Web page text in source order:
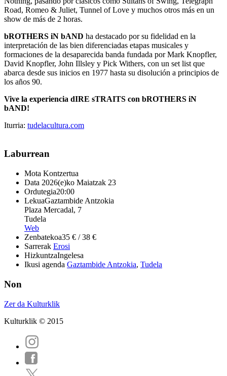
Road, Romeo & Juliet, Tunnel of Love y muchos otros más en un
show de más de 2 horas.
bROTHERS iN bAND ha destacado por su fidelidad en la
interpretación de las bien diferenciadas etapas musicales y
formaciones de la desaparecida banda fundada por Mark Knopfler,
David Knopfler, John Illsley y Pick Withers, con un set list que
abarca desde sus inicios en 1977 hasta su disolución a principios de
los años 90.
Vive la experiencia dIRE sTRAITS con bROTHERS iN
bAND!
Iturria: tudelacultura.com
Laburrean
Mota Kontzertua
Data 2026(e)ko Maiatzak 23
Ordutegia20:00
LekuaGaztambide Antzokia
Plaza Mercadal, 7
Tudela
Web
Zenbatekoa35 € / 38 €
Sarrerak Erosi
HizkuntzaIngelesa
Ikusi agenda Gaztambide Antzokia, Tudela
Non
Zer da Kulturklik
Kulturklik © 2015